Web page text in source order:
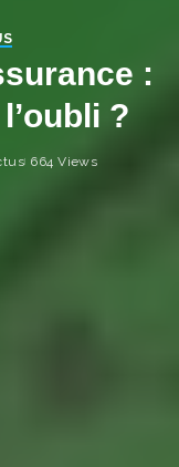
:
?
664 Views